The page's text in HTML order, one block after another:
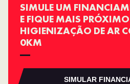
SIMULE UM
E FIQUE MAIS
HIGIENIZAÇÃO DE AR
0KM
SIMULAR